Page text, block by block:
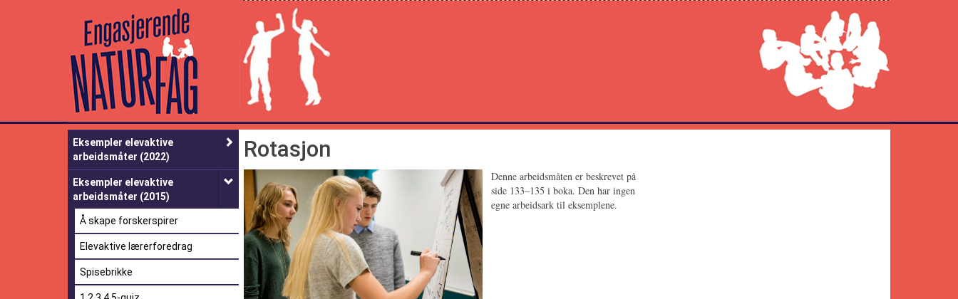
Naturfag
Eksempler elevaktive
arbeidsmåter (2022)
Eksempler elevaktive
arbeidsmåter (2015)
Å skape forskerspirer
Elevaktive lærerforedrag
Spisebrikke
Rotasjon
Denne arbeidsmåten er beskrevet på
side 133–135 i boka. Den har ingen
egne arbeidsark til eksemplene.